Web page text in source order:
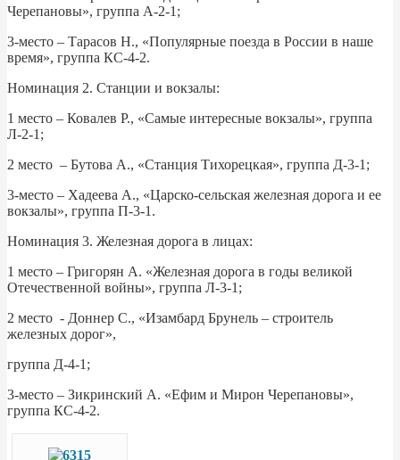
Черепановы», группа А-2-1;
3-место – Тарасов Н., «Популярные поезда в России в наше
время», группа КС-4-2.
Номинация 2. Станции и вокзалы:
1 место – Ковалев Р., «Самые интересные вокзалы», группа
Л-2-1;
2 место – Бутова А., «Станция Тихорецкая», группа Д-3-1;
3-место – Хадеева А., «Царско-сельская железная дорога и ее
вокзалы», группа П-3-1.
Номинация 3. Железная дорога в лицах:
1 место – Григорян А. «Железная дорога в годы великой
Отечественной войны», группа Л-3-1;
2 место - Доннер С., «Изамбард Брунель – строитель
железных дорог»,
группа Д-4-1;
3-место – Зикринский А. «Ефим и Мирон Черепановы»,
группа КС-4-2.